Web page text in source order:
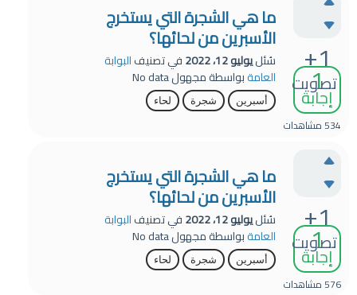
+1
تصويت
1
إجابة
534مشاهدات
ما هي الشجرة التي يستخرج
الأسبرين من لحائها؟
سُئليوليو 12، 2022 في تصنيفالبوابة
العامةبواسطةمجهولNo data
أسبرين شجرة لحاء
+1
تصويت
1
إجابة
576مشاهدات
ما هي الشجرة التي يستخرج
الأسبرين من لحائها؟
سُئليوليو 12، 2022 في تصنيفالبوابة
العامةبواسطةمجهولNo data
أسبرين شجرة لحاء